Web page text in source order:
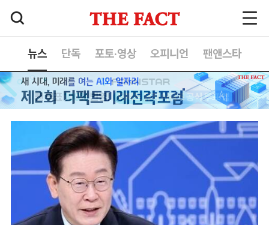
뉴스 단독 포토·영상 오피니언 팬앤스타